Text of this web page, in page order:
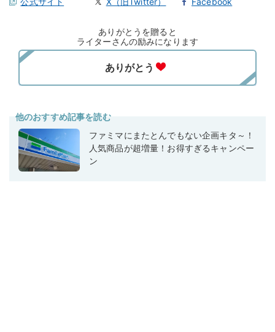
ありがとうを贈ると
ライターさんの励みになります
他のおすすめ記事を読む
ファミマにまたとんでもない企画キタ～！
人気商品が超増量！お得すぎるキャンペー
ン